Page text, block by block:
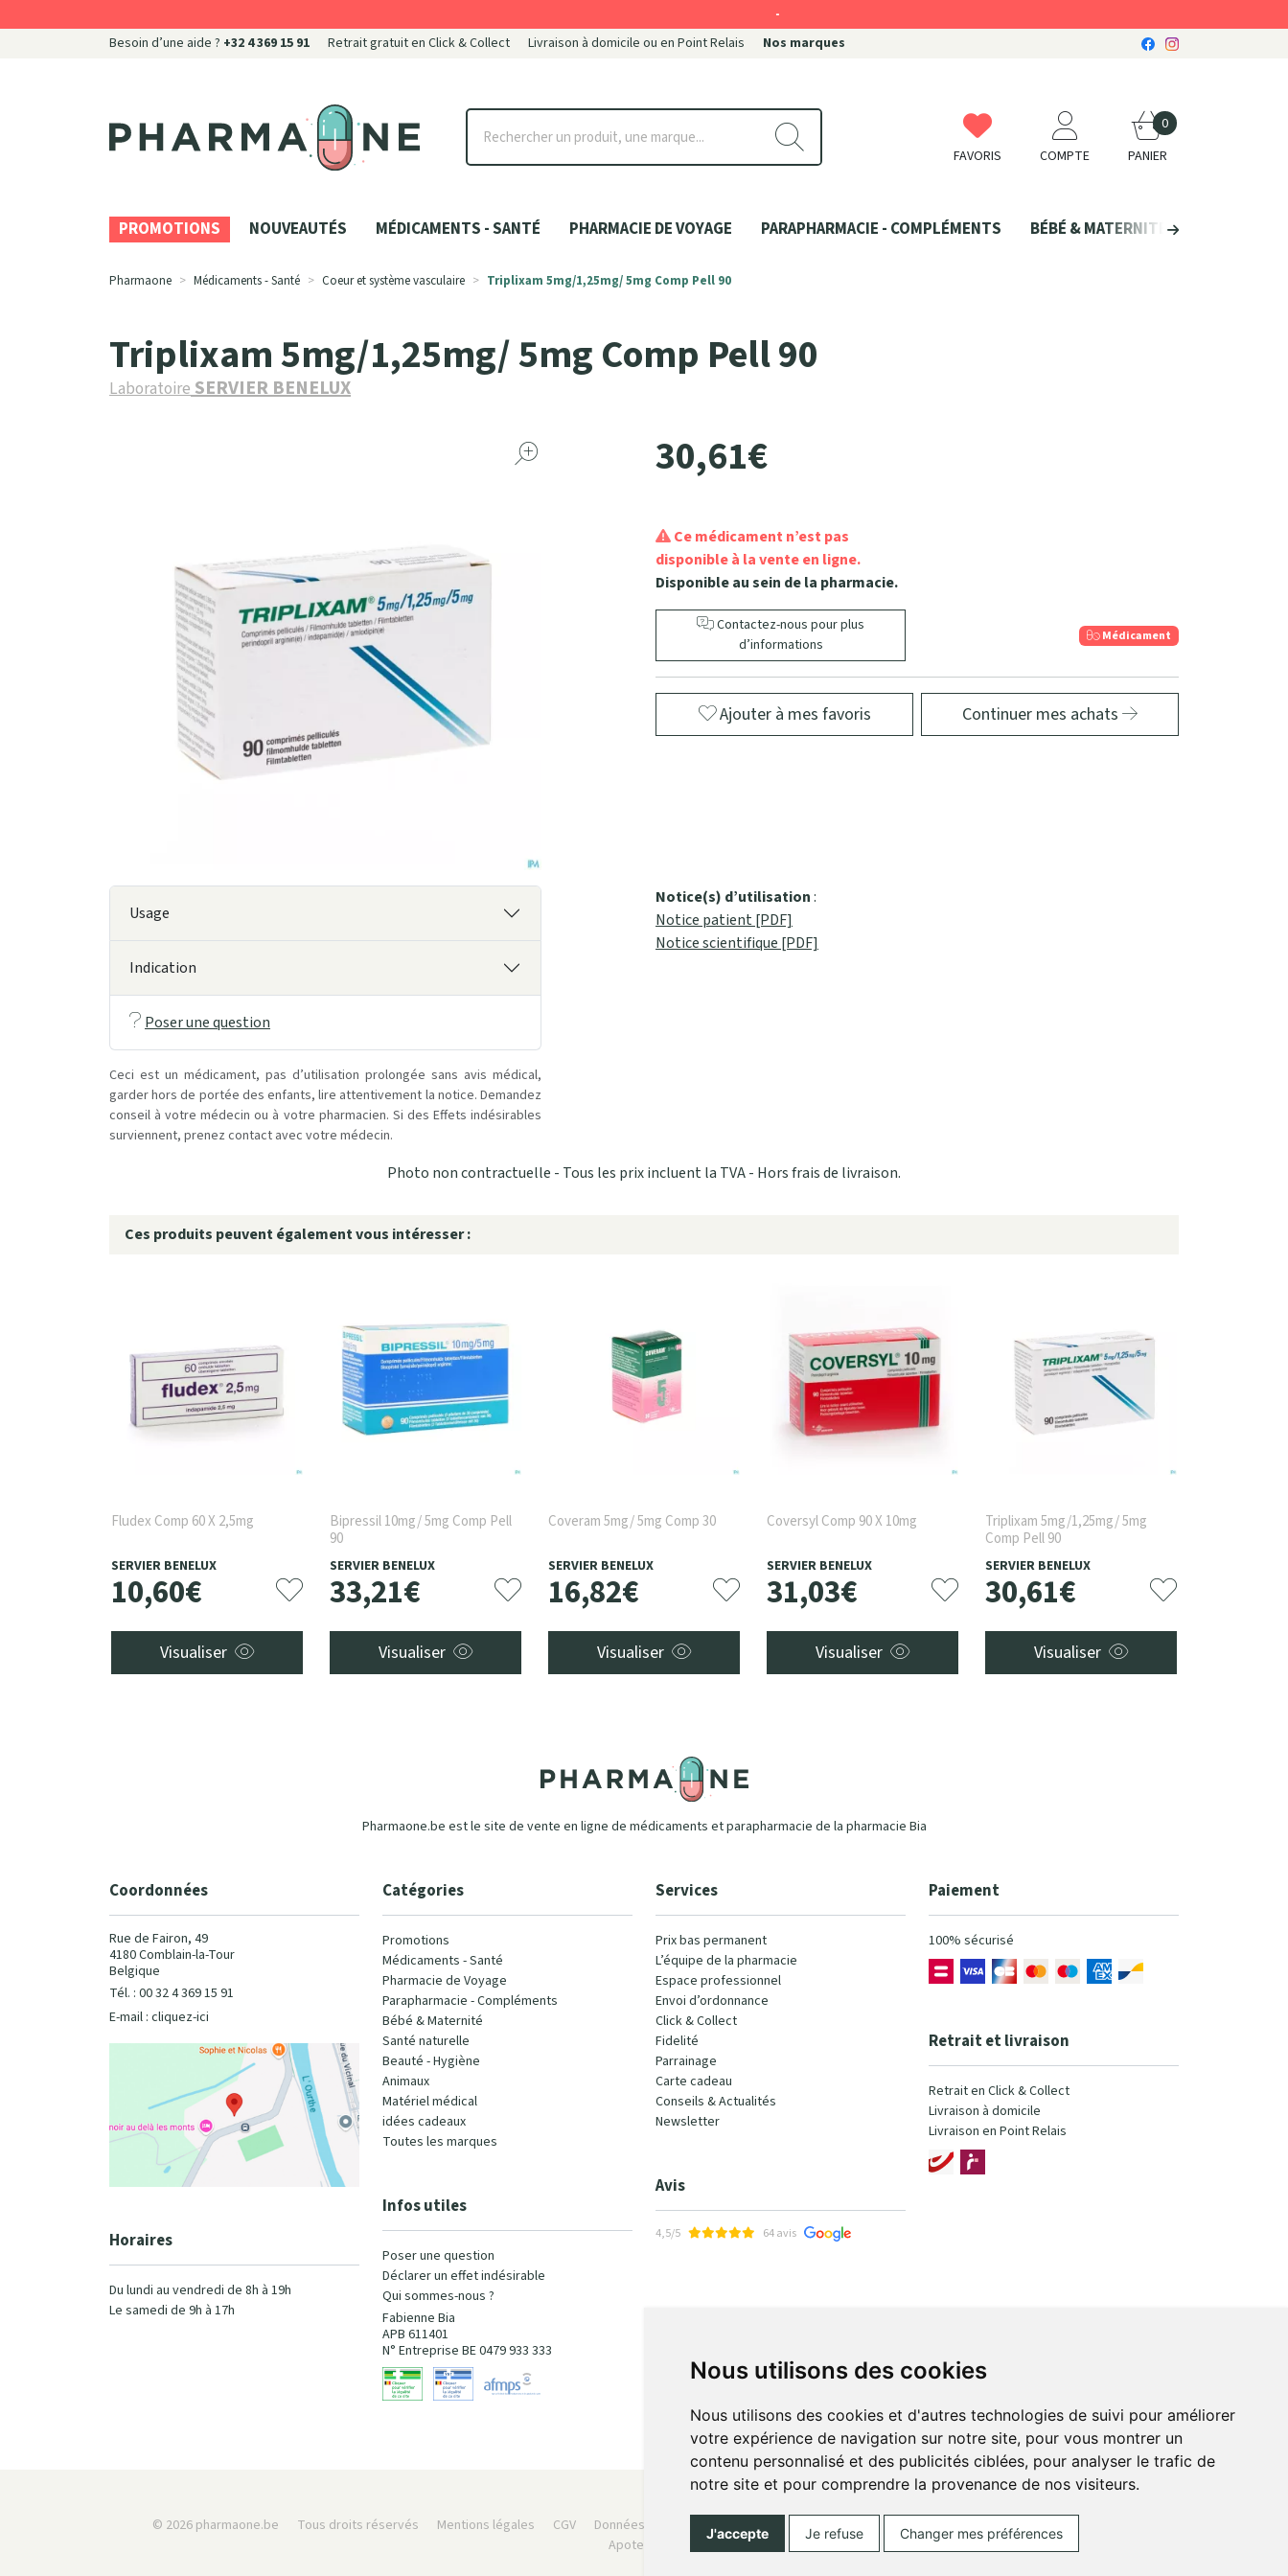
Nous utilisons des cookies
Nous utilisons des cookies et d'autres technologies de suivi pour améliorer
votre expérience de navigation sur notre site, pour vous montrer un
contenu personnalisé et des publicités ciblées, pour analyser le trafic de
notre site et pour comprendre la provenance de nos visiteurs.
J'accepte Je refuse Changer mes préférences
Besoin d’une aide ? +32 4 369 15 91 Retrait gratuit en Click & Collect Livraison à domicile ou en Point Relais Nos marques
Pharmaone Votre pharmacie en ligne à votre service FAVORIS COMPTE PANIER
0
PROMOTIONS NOUVEAUTÉS MÉDICAMENTS - SANTÉ PHARMACIE DE VOYAGE PARAPHARMACIE - COMPLÉMENTS BÉBÉ & MATERNITÉ
Pharmaone Médicaments - Santé Coeur et système vasculaire Triplixam 5mg/1,25mg/ 5mg Comp Pell 90
Triplixam 5mg/1,25mg/ 5mg Comp Pell 90
LaboratoireSERVIER BENELUX
30,61€
Ce médicament n’est pas
disponible à la vente en ligne.
Disponible au sein de la pharmacie.
Contactez-nous pour plus
d’informations
Médicament
Ajouter à mes favoris Continuer mes achats
Usage
Indication
Poser une question
Ceci est un médicament, pas d’utilisation prolongée sans avis médical,
garder hors de portée des enfants, lire attentivement la notice. Demandez
conseil à votre médecin ou à votre pharmacien. Si des Effets indésirables
surviennent, prenez contact avec votre médecin.
Notice(s) d’utilisation:
Notice patient [PDF]
Notice scientifique [PDF]
Photo non contractuelle - Tous les prix incluent la TVA - Hors frais de livraison.
Ces produits peuvent également vous intéresser :
Fludex Comp 60 X 2,5mg
SERVIER BENELUX
10,60€
Visualiser
Bipressil 10mg/ 5mg Comp Pell
90
SERVIER BENELUX
33,21€
Visualiser
Coveram 5mg/ 5mg Comp 30
SERVIER BENELUX
16,82€
Visualiser
Coversyl Comp 90 X 10mg
SERVIER BENELUX
31,03€
Visualiser
Triplixam 5mg/1,25mg/ 5mg
Comp Pell 90
SERVIER BENELUX
30,61€
Visualiser
Pharmaone.be est le site de vente en ligne de médicaments et parapharmacie de la pharmacie Bia
Coordonnées
Rue de Fairon, 49
4180 Comblain-la-Tour
Belgique
Tél. : 00 32 4 369 15 91
E-mail : cliquez-ici
Horaires
Du lundi au vendredi de 8h à 19h
Le samedi de 9h à 17h
Catégories
Promotions
Médicaments - Santé
Pharmacie de Voyage
Parapharmacie - Compléments
Bébé & Maternité
Santé naturelle
Beauté - Hygiène
Animaux
Matériel médical
idées cadeaux
Toutes les marques
Infos utiles
Poser une question
Déclarer un effet indésirable
Qui sommes-nous ?
Fabienne Bia
APB 611401
N° Entreprise BE 0479 933 333
Services
Prix bas permanent
L’équipe de la pharmacie
Espace professionnel
Envoi d’ordonnance
Click & Collect
Fidelité
Parrainage
Carte cadeau
Conseils & Actualités
Newsletter
Avis
4,5/5 64 avis
Paiement
100% sécurisé
Retrait et livraison
Retrait en Click & Collect
Livraison à domicile
Livraison en Point Relais
© 2026 pharmaone.be Tous droits réservés Mentions légales CGV Données personnelles Cookies Préférences Cookies
Votre pharmacie sur Internet avec
Apotekisto